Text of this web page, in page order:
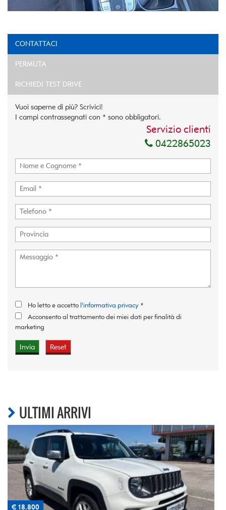
CONTATTACI
PERMUTA
RICHIEDI TEST DRIVE
Vuoi saperne di più? Scrivici!
I campi contrassegnati con * sono obbligatori.
Servizio clienti
0422865023
Ho letto e accetto l'informativa privacy *
Acconsento al trattamento dei miei dati per finalità di
marketing
ULTIMI ARRIVI
€ 18.800